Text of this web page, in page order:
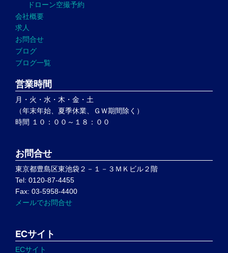
ドローン空撮予約
会社概要
求人
お問合せ
ブログ
ブログ一覧
営業時間
月・火・水・木・金・土
（年末年始、夏季休業、ＧＷ期間除く）
時間 １０：００～１８：００
お問合せ
東京都豊島区東池袋２－１－３ＭＫビル２階
Tel: 0120-87-4455
Fax: 03-5958-4400
メールでお問合せ
ECサイト
ECサイト